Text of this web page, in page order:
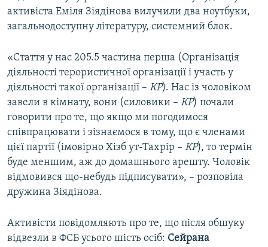
активіста Еміля Зіядінова вилучили два ноутбуки,
загальнодоступну літературу, системний блок.
«Стаття у нас 205.5 частина перша (Організація
діяльності терористичної організації і участь у
діяльності такої організації – КР). Нас із чоловіком
завели в кімнату, вони (силовики – КР) почали
говорити про те, що якщо ми погодимося
співпрацювати і зізнаємося в тому, що є членами
цієї партії (імовірно Хізб ут-Тахрір – КР), то термін
буде меншим, аж до домашнього арешту. Чоловік
відмовився що-небудь підписувати», – розповіла
дружина Зіядінова.
Активісти повідомляють про те, що після обшуку
відвезли в ФСБ усього шість осіб: Сейрана